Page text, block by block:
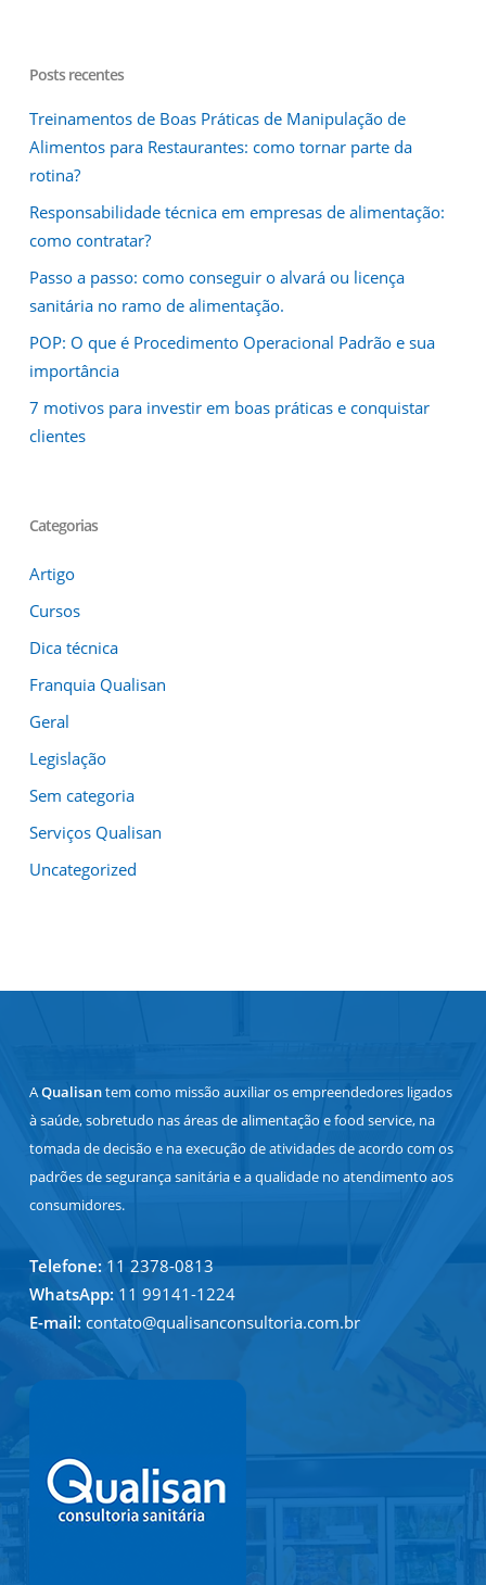
Posts recentes
Treinamentos de Boas Práticas de Manipulação de
Alimentos para Restaurantes: como tornar parte da
rotina?
Responsabilidade técnica em empresas de alimentação:
como contratar?
Passo a passo: como conseguir o alvará ou licença
sanitária no ramo de alimentação.
POP: O que é Procedimento Operacional Padrão e sua
importância
7 motivos para investir em boas práticas e conquistar
clientes
Categorias
Artigo
Cursos
Dica técnica
Franquia Qualisan
Geral
Legislação
Sem categoria
Serviços Qualisan
Uncategorized
AQualisantem como missão auxiliar os empreendedores ligados
à saúde, sobretudo nas áreas de alimentação e food service, na
tomada de decisão e na execução de atividades de acordo com os
padrões de segurança sanitária e a qualidade no atendimento aos
consumidores.
Telefone:11 2378-0813
WhatsApp:11 99141-1224
E-mail: contato@qualisanconsultoria.com.br